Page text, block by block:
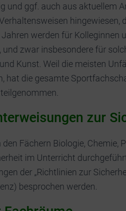
und ggf. auch aus aktuellem
hingewiesen,
werden für Kolleginnen
zwar insbesondere für
Kunst. Weil die meisten
hat die gesamte
zur
Fächern Biologie, Chemie,
im Unterricht
der „Richtlinien zur
besprochen werden.